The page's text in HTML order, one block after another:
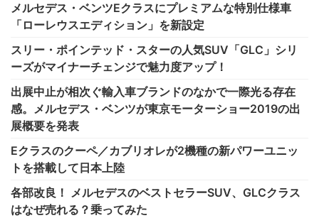
メルセデス・ベンツEクラスにプレミアムな特別仕様車
「ローレウスエディション」を新設定
スリー・ポインテッド・スターの人気SUV「GLC」シリ
ーズがマイナーチェンジで魅力度アップ！
出展中止が相次ぐ輸入車ブランドのなかで一際光る存在
感。メルセデス・ベンツが東京モーターショー2019の出
展概要を発表
Eクラスのクーペ／カブリオレが2機種の新パワーユニッ
トを搭載して日本上陸
各部改良！ メルセデスのベストセラーSUV、GLCクラス
はなぜ売れる？乗ってみた